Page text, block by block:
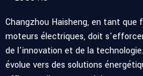
Changzhou Haisheng, en tant que
moteurs électriques, doit
de l'innovation et de la
évolue vers des solutions